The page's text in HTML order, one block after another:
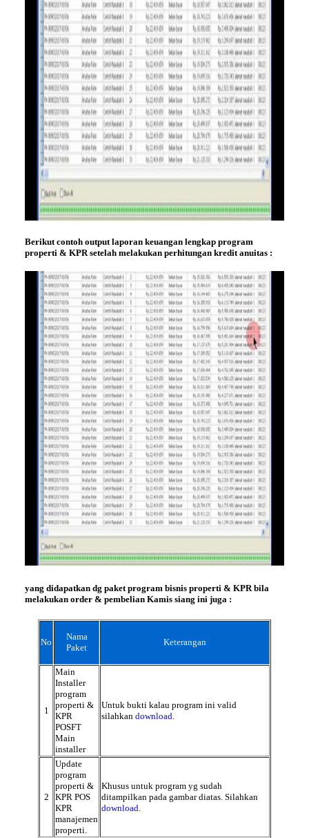
Berikut contoh output laporan keuangan lengkap program
properti & KPR setelah melakukan perhitungan kredit anuitas :
yang didapatkan dg paket program bisnis properti & KPR bila
melakukan order & pembelian Kamis siang ini juga :
No
Nama
Paket
Keterangan
1
Main
Installer
program
properti &
KPR
POSFT
Main
installer
Untuk bukti kalau program ini valid
silahkan download.
2
Update
program
properti &
KPR POS
KPR
manajemen
properti.
Khusus untuk program yg sudah
ditampilkan pada gambar diatas. Silahkan
download.